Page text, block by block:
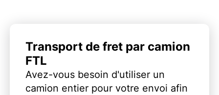
Transport de fret par camion
FTL
Avez-vous besoin d'utiliser un
camion entier pour votre envoi afin